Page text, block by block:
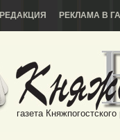
РЕДАКЦИЯ РЕКЛАМА В
газета